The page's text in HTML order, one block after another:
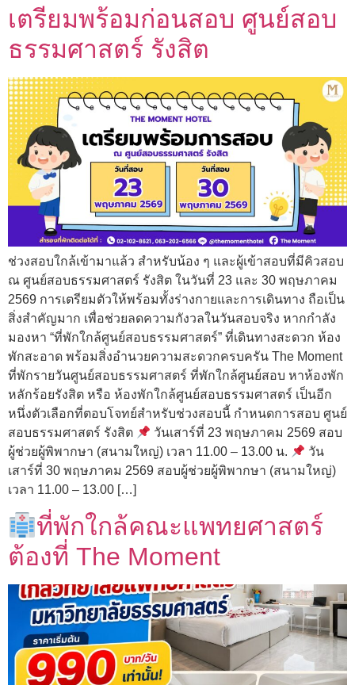
เตรียมพร้อมก่อนสอบ ศูนย์สอบ
ธรรมศาสตร์ รังสิต
ช่วงสอบใกล้เข้ามาแล้ว สำหรับน้อง ๆ และผู้เข้าสอบที่มีคิวสอบ
ณ ศูนย์สอบธรรมศาสตร์ รังสิต ในวันที่ 23 และ 30 พฤษภาคม
2569 การเตรียมตัวให้พร้อมทั้งร่างกายและการเดินทาง ถือเป็น
สิ่งสำคัญมาก เพื่อช่วยลดความกังวลในวันสอบจริง หากกำลัง
มองหา “ที่พักใกล้ศูนย์สอบธรรมศาสตร์” ที่เดินทางสะดวก ห้อง
พักสะอาด พร้อมสิ่งอำนวยความสะดวกครบครัน The Moment
ที่พักรายวันศูนย์สอบธรรมศาสตร์ ที่พักใกล้ศูนย์สอบ หาห้องพัก
หลักร้อยรังสิต หรือ ห้องพักใกล้ศูนย์สอบธรรมศาสตร์ เป็นอีก
หนึ่งตัวเลือกที่ตอบโจทย์สำหรับช่วงสอบนี้ กำหนดการสอบ ศูนย์
สอบธรรมศาสตร์ รังสิต
วันเสาร์ที่ 23 พฤษภาคม 2569 สอบ
ผู้ช่วยผู้พิพากษา (สนามใหญ่) เวลา 11.00 – 13.00 น.
วัน
เสาร์ที่ 30 พฤษภาคม 2569 สอบผู้ช่วยผู้พิพากษา (สนามใหญ่)
เวลา 11.00 – 13.00 […]
ที่พักใกล้คณะแพทยศาสตร์
ต้องที่ The Moment